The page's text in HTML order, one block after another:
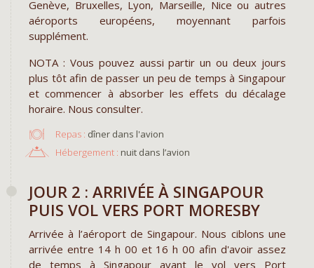
Genève, Bruxelles, Lyon, Marseille, Nice ou autres
aéroports européens, moyennant parfois
supplément.
NOTA : Vous pouvez aussi partir un ou deux jours
plus tôt afin de passer un peu de temps à Singapour
et commencer à absorber les effets du décalage
horaire. Nous consulter.
Repas : dîner dans l'avion
Hébergement : nuit dans l’avion
​JOUR 2 : ARRIVÉE À SINGAPOUR
PUIS VOL VERS PORT MORESBY
Arrivée à l’aéroport de Singapour. Nous ciblons une
arrivée entre 14 h 00 et 16 h 00 afin d'avoir assez
de temps à Singapour avant le vol vers Port